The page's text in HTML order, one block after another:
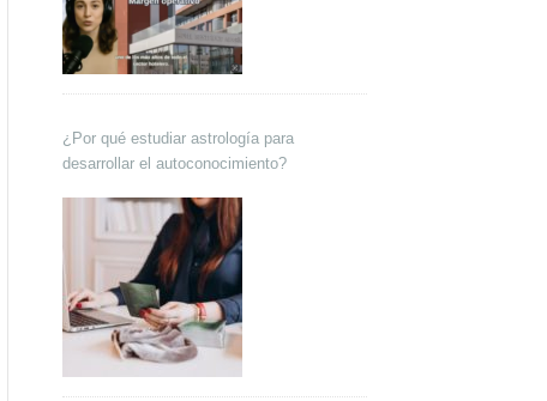
¿Por qué estudiar astrología para
desarrollar el autoconocimiento?